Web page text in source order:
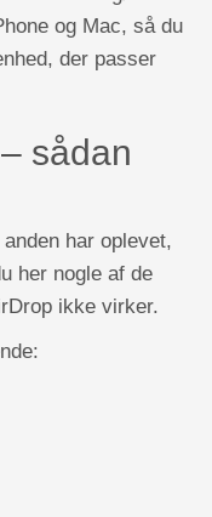
og Mac, så du
der passer
sådan
har oplevet,
her nogle af de
ikke virker.